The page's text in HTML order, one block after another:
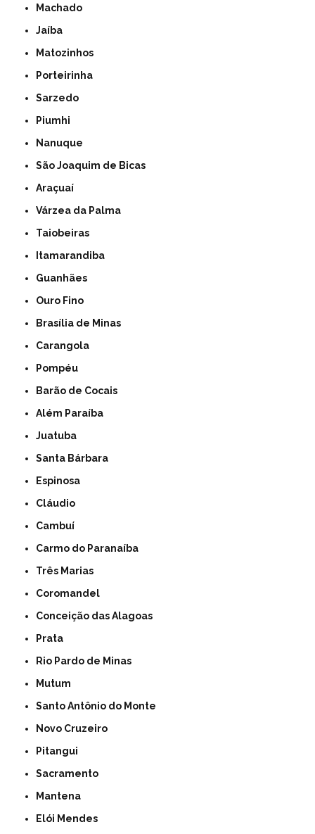
Machado
Jaíba
Matozinhos
Porteirinha
Sarzedo
Piumhi
Nanuque
São Joaquim de Bicas
Araçuaí
Várzea da Palma
Taiobeiras
Itamarandiba
Guanhães
Ouro Fino
Brasília de Minas
Carangola
Pompéu
Barão de Cocais
Além Paraíba
Juatuba
Santa Bárbara
Espinosa
Cláudio
Cambuí
Carmo do Paranaíba
Três Marias
Coromandel
Conceição das Alagoas
Prata
Rio Pardo de Minas
Mutum
Santo Antônio do Monte
Novo Cruzeiro
Pitangui
Sacramento
Mantena
Elói Mendes